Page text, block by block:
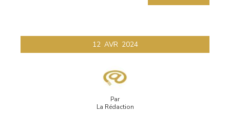
12 AVR 2024
Par
La Rédaction